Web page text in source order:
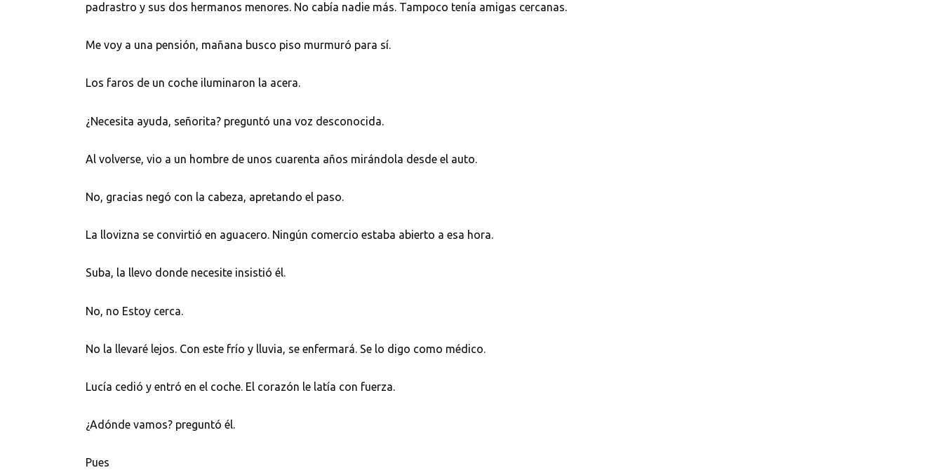
padrastro y sus dos hermanos menores. No cabía nadie más. Tampoco tenía amigas cercanas.
Me voy a una pensión, mañana busco piso murmuró para sí.
Los faros de un coche iluminaron la acera.
¿Necesita ayuda, señorita? preguntó una voz desconocida.
Al volverse, vio a un hombre de unos cuarenta años mirándola desde el auto.
No, gracias negó con la cabeza, apretando el paso.
La llovizna se convirtió en aguacero. Ningún comercio estaba abierto a esa hora.
Suba, la llevo donde necesite insistió él.
No, no Estoy cerca.
No la llevaré lejos. Con este frío y lluvia, se enfermará. Se lo digo como médico.
Lucía cedió y entró en el coche. El corazón le latía con fuerza.
¿Adónde vamos? preguntó él.
Pues